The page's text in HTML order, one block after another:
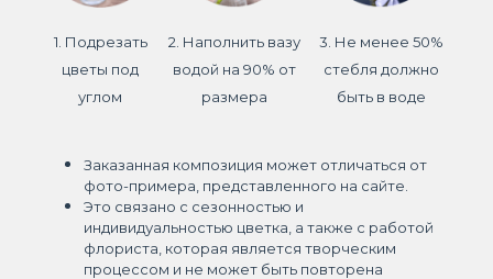
1. Подрезать
цветы под
углом
2. Наполнить вазу
водой на 90% от
размера
3. Не менее 50%
стебля должно
быть в воде
Заказанная композиция может отличаться от
фото-примера, представленного на сайте.
Это связано с сезонностью и
индивидуальностью цветка, а также с работой
флориста, которая является творческим
процессом и не может быть повторена